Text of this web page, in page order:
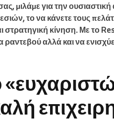
μιλάμε για την
το να κάνετε τους
στρατηγική κίνηση. Με το
ραντεβού αλλά και να